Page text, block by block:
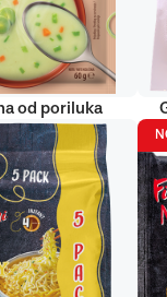
od poriluka